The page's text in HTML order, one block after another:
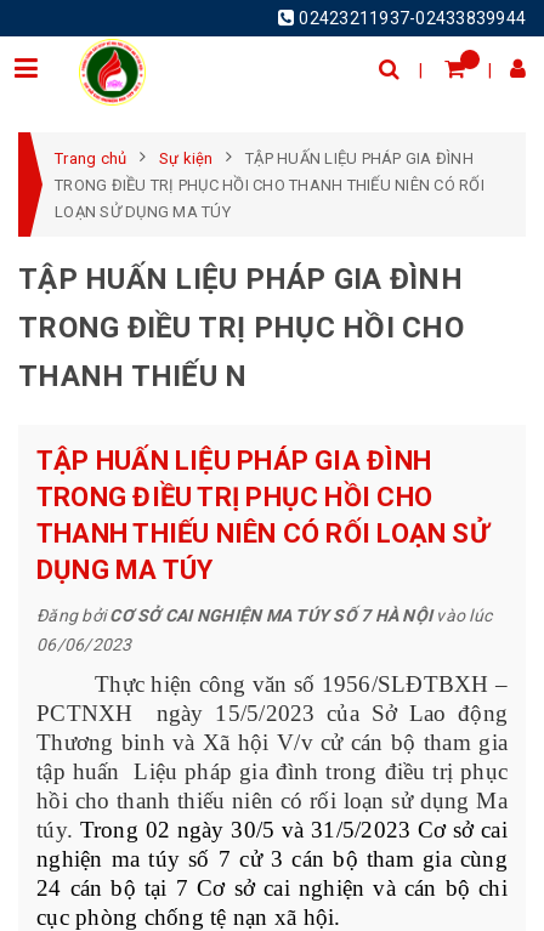
02423211937-02433839944
Trang chủ Sự kiện
TẬP HUẤN LIỆU PHÁP GIA ĐÌNH
TRONG ĐIỀU TRỊ PHỤC HỒI CHO THANH THIẾU NIÊN CÓ RỐI
LOẠN SỬ DỤNG MA TÚY
TẬP HUẤN LIỆU PHÁP GIA ĐÌNH
TRONG ĐIỀU TRỊ PHỤC HỒI CHO
THANH THIẾU N
TẬP HUẤN LIỆU PHÁP GIA ĐÌNH
TRONG ĐIỀU TRỊ PHỤC HỒI CHO
THANH THIẾU NIÊN CÓ RỐI LOẠN SỬ
DỤNG MA TÚY
Đăng bởiCƠ SỞ CAI NGHIỆN MA TÚY SỐ 7 HÀ NỘIvào lúc
06/06/2023
Thực hiện công văn số 1956/SLĐTBXH –
PCTNXH ngày 15/5/2023 của Sở Lao động
Thương binh và Xã hội V/v cử cán bộ tham gia
tập huấn Liệu pháp gia đình trong điều trị phục
hồi cho thanh thiếu niên có rối loạn sử dụng Ma
túy. Trong 02 ngày 30/5 và 31/5/2023 Cơ sở cai
nghiện ma túy số 7 cử 3 cán bộ tham gia cùng
24 cán bộ tại 7 Cơ sở cai nghiện và cán bộ chi
cục phòng chống tệ nạn xã hội.